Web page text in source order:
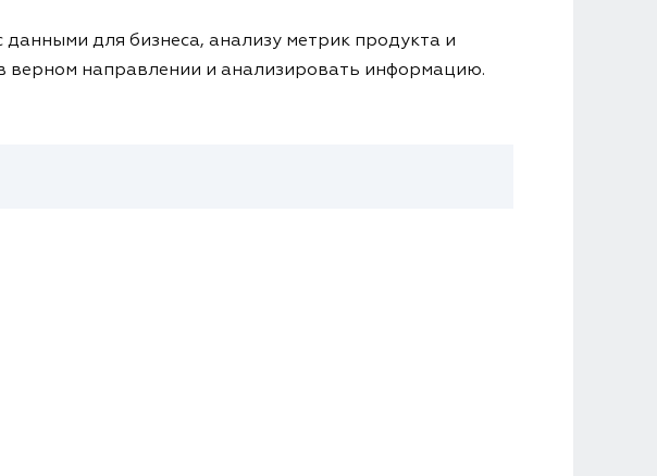
для бизнеса, анализу метрик продукта и
верном направлении и анализировать информацию.